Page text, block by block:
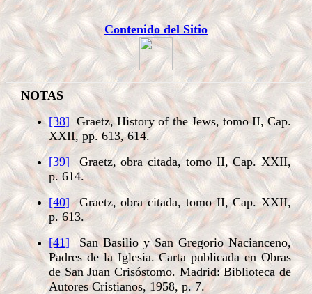
Contenido del Sitio
NOTAS
[38] Graetz, History of the Jews, tomo II, Cap.
XXII, pp. 613, 614.
[39] Graetz, obra citada, tomo II, Cap. XXII,
p. 614.
[40]Graetz, obra citada, tomo II, Cap. XXII,
p. 613.
[41] San Basilio y San Gregorio Nacianceno,
Padres de la Iglesia. Carta publicada en Obras
de San Juan Crisóstomo. Madrid: Biblioteca de
Autores Cristianos, 1958, p. 7.